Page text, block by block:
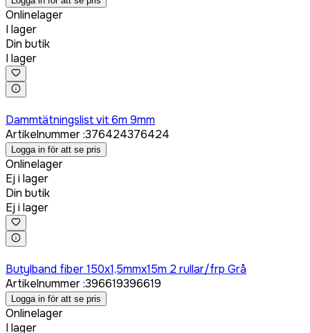
Onlinelager
I lager
Din butik
I lager
Dammtätningslist vit 6m 9mm
Artikelnummer:376424376424
Logga in för att se pris
Onlinelager
Ej i lager
Din butik
Ej i lager
Butylband fiber 150x1,5mmx15m 2 rullar/frp Grå
Artikelnummer:396619396619
Logga in för att se pris
Onlinelager
I lager